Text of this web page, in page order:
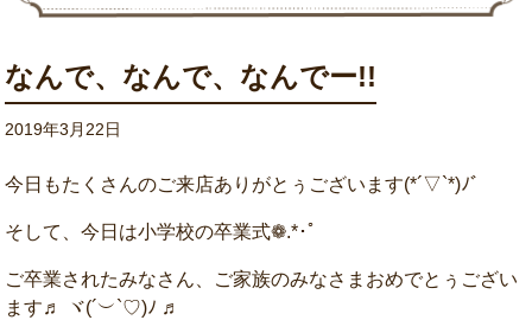
なんで、なんで、なんでー!!
2019年3月22日
今日もたくさんのご来店ありがとぅございます(*´▽︎`*)ﾉﾞ
そして、今日は小学校の卒業式❁.*･ﾟ
ご卒業されたみなさん、ご家族のみなさまおめでとぅござい
ます♬ ヾ(´︶`♡)ﾉ ♬